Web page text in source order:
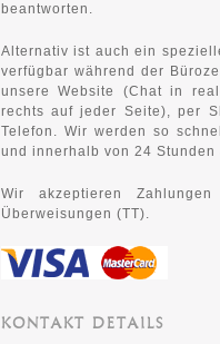
beantworten.
Alternativ ist auch ein
verfügbar während der
unsere Website (Chat in
rechts auf jeder Seite), per
Telefon. Wir werden so
und innerhalb von 24 Stunden
Wir akzeptieren
Überweisungen (TT).
KONTAKT DETAILS